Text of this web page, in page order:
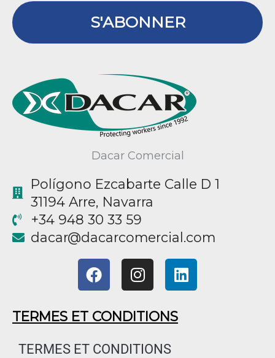
S'ABONNER
Dacar Comercial
Polígono Ezcabarte Calle D 1
31194 Arre, Navarra
+34 948 30 33 59
moc.laicremocracad
@racad
F
a
e
b
o
I
n
t
a
g
L
i
TERMES ET CONDITIONS
TERMES ET CONDITIONS